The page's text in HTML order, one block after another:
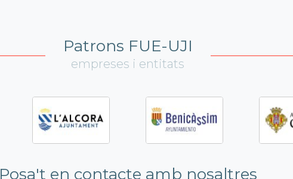
Patrons FUE-UJI
empreses i entitats
Posa't en contacte amb nosaltres